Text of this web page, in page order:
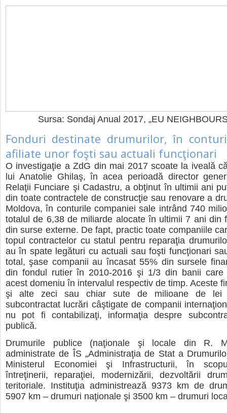
Sursa: Sondaj Anual 2017, „EU
Fonduri destinate drumurilor, în
afiliate unor foşti sau actuali funcţionari
O investigaţie a ZdG din mai 2017 scoate la iveală
lui Anatolie Ghilaş, în acea perioadă director
Relaţii Funciare şi Cadastru, a obţinut în ultimii ani
din toate contractele de construcţie sau renovare a
Moldova, în conturile companiei sale intrând 740
totalul de 6,38 de miliarde alocate în ultimii 7 ani din
din surse externe. De fapt, practic toate companiile
topul contractelor cu statul pentru reparaţia
au în spate legături cu actuali sau foşti funcţionari
total, şase companii au încasat 55% din sursele
din fondul rutier în 2010-2016 şi 1/3 din banii
acest domeniu în intervalul respectiv de timp. Aceste
şi alte zeci sau chiar sute de milioane de lei
subcontractat lucrări câştigate de companii
nu pot fi contabilizaţi, informaţia despre
publică.
Drumurile publice (naţionale şi locale din R.
administrate de ÎS „Administraţia de Stat a
Ministerul Economiei şi Infrastructurii, în
întreţinerii, reparaţiei, modernizării, dezvoltării
teritoriale. Instituţia administrează 9373 km de
5907 km – drumuri naţionale şi 3500 km – drumuri